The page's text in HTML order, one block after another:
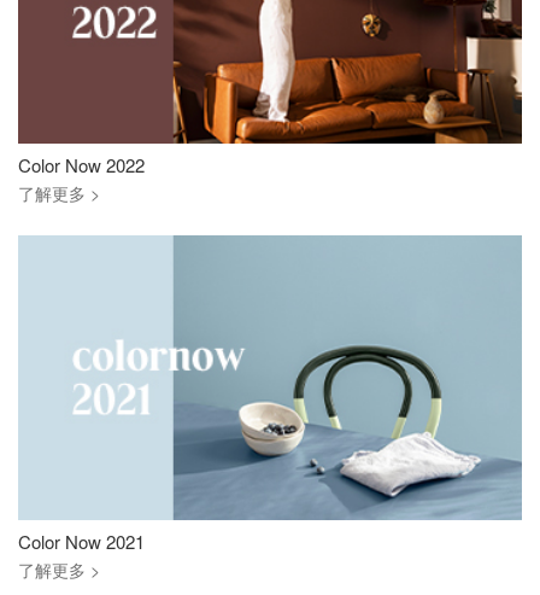
Color Now 2022
了解更多 >
Color Now 2021
了解更多 >